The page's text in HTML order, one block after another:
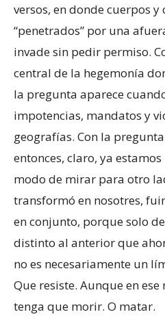
versos, en donde cuerpos y
“penetrados” por una
invade sin pedir permiso.
central de la hegemonía
la pregunta aparece
impotencias, mandatos y
geografías. Con la pregunta
entonces, claro, ya
modo de mirar para otro
transformó en nosotres,
en conjunto, porque solo
distinto al anterior que
no es necesariamente un
Que resiste. Aunque en
tenga que morir. O matar.